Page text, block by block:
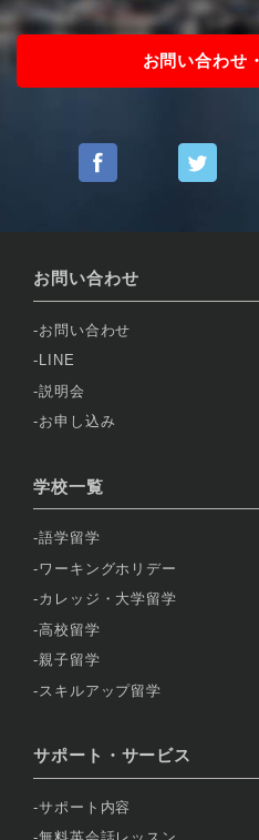
お問い合わせ
お問い合わせ
お問い合わせ
LINE
説明会
お申し込み
学校一覧
語学留学
ワーキングホリデー
カレッジ・大学留学
高校留学
親子留学
スキルアップ留学
サポート・サービス
サポート内容